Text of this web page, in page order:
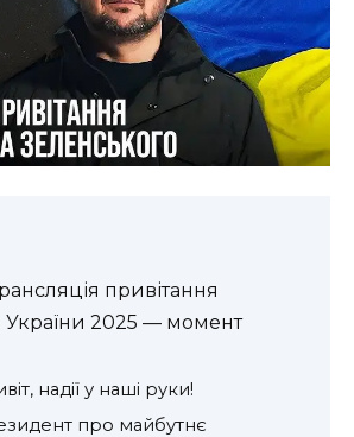
привітання
України 2025 — момент
надії у наші руки!
про майбутнє